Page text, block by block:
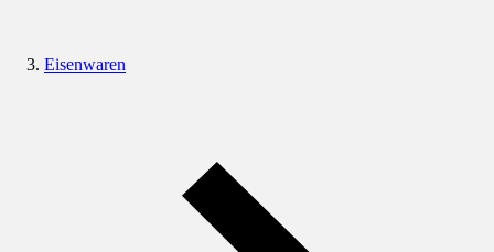
Eisenwaren